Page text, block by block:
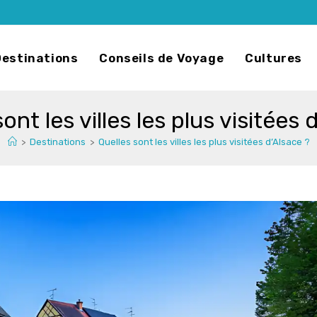
Conseils de Voyage Cultures
les villes les plus visitées
> Destinations > Quelles sont les villes les plus visitées d’Alsace ?